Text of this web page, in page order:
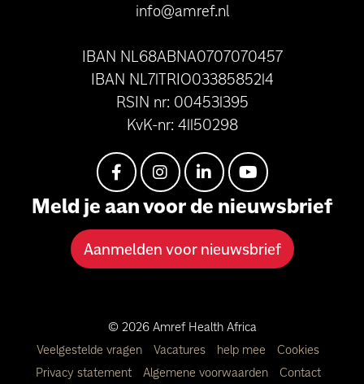
info@amref.nl
IBAN NL68ABNA0707070457
IBAN NL71TRIO0338585214
RSIN nr: 004531395
KvK-nr: 41150298
Meld je aan voor de nieuwsbrief
Aanmelden voor nieuwsbrief
© 2026 Amref Health Africa
Veelgestelde vragen
Vacatures help mee
Cookies
Privacy statement
Algemene voorwaarden Contact